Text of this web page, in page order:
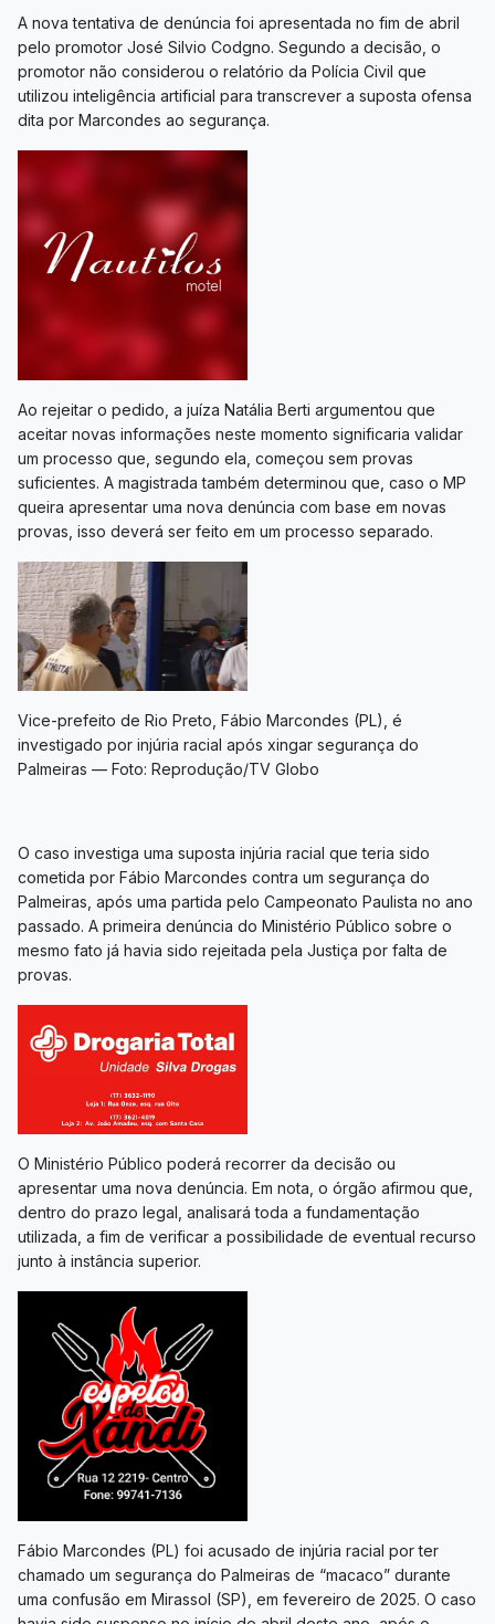
A nova tentativa de denúncia foi apresentada no fim de abril
pelo promotor José Silvio Codgno. Segundo a decisão, o
promotor não considerou o relatório da Polícia Civil que
utilizou inteligência artificial para transcrever a suposta ofensa
dita por Marcondes ao segurança.
Ao rejeitar o pedido, a juíza Natália Berti argumentou que
aceitar novas informações neste momento significaria validar
um processo que, segundo ela, começou sem provas
suficientes. A magistrada também determinou que, caso o MP
queira apresentar uma nova denúncia com base em novas
provas, isso deverá ser feito em um processo separado.
Vice-prefeito de Rio Preto, Fábio Marcondes (PL), é
investigado por injúria racial após xingar segurança do
Palmeiras — Foto: Reprodução/TV Globo
O caso investiga uma suposta injúria racial que teria sido
cometida por Fábio Marcondes contra um segurança do
Palmeiras, após uma partida pelo Campeonato Paulista no ano
passado. A primeira denúncia do Ministério Público sobre o
mesmo fato já havia sido rejeitada pela Justiça por falta de
provas.
O Ministério Público poderá recorrer da decisão ou
apresentar uma nova denúncia. Em nota, o órgão afirmou que,
dentro do prazo legal, analisará toda a fundamentação
utilizada, a fim de verificar a possibilidade de eventual recurso
junto à instância superior.
Fábio Marcondes (PL) foi acusado de injúria racial por ter
chamado um segurança do Palmeiras de “macaco” durante
uma confusão em Mirassol (SP), em fevereiro de 2025. O caso